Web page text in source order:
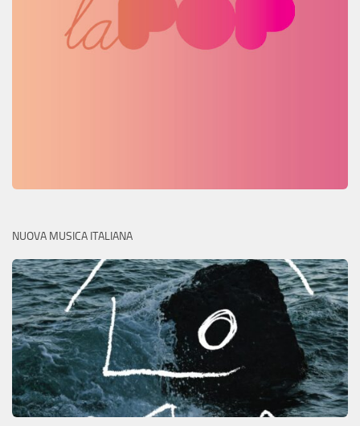
NUOVA MUSICA ITALIANA